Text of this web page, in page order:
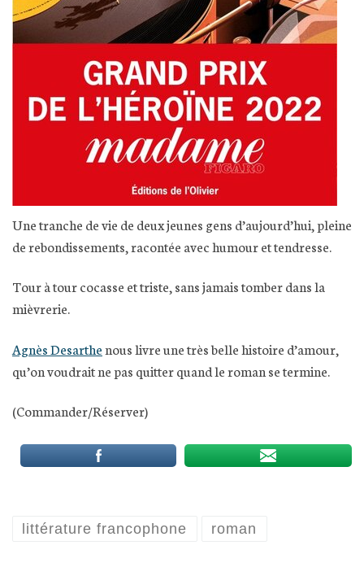
Une tranche de vie de deux jeunes gens d’aujourd’hui, pleine
de rebondissements, racontée avec humour et tendresse.
Tour à tour cocasse et triste, sans jamais tomber dans la
mièvrerie.
Agnès Desarthenous livre une très belle histoire d’amour,
qu’on voudrait ne pas quitter quand le roman se termine.
(Commander/Réserver)
littérature francophone roman